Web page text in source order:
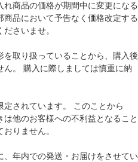
商品の価格が期間中に変更になる
商品において予告なく価格改定する
さいませ。
取り扱っていることから、購入後
。 購入に際しましては慎重に納
されています。 このことから
他のお客様への不利益となること
りません。
、年内での発送・お届けをさせてい